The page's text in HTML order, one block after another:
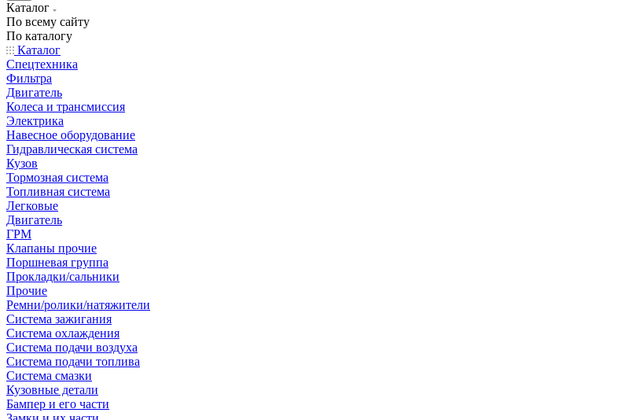
Каталог
По всему сайту
По каталогу
Каталог
Спецтехника
Фильтра
Двигатель
Колеса и трансмиссия
Электрика
Навесное оборудование
Гидравлическая система
Кузов
Тормозная система
Топливная система
Легковые
Двигатель
ГРМ
Клапаны прочие
Поршневая группа
Прокладки/сальники
Прочие
Ремни/ролики/натяжители
Система зажигания
Система охлаждения
Система подачи воздуха
Система подачи топлива
Система смазки
Кузовные детали
Бампер и его части